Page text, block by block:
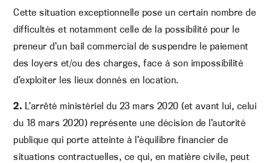
Cette situation exceptionnelle pose un certain nombre de
difficultés et notamment celle de la possibilité pour le
preneur d’un bail commercial de suspendre le paiement
des loyers et/ou des charges, face à son impossibilité
d’exploiter les lieux donnés en location.
2. L’arrêté ministériel du 23 mars 2020 (et avant lui, celui
du 18 mars 2020) représente une décision de l’autorité
publique qui porte atteinte à l’équilibre financier de
situations contractuelles, ce qui, en matière civile, peut